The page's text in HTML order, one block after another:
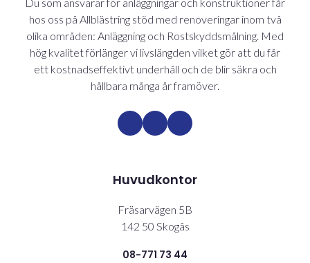
hos oss på Allblästring stöd med renoveringar inom två
olika områden: Anläggning och Rostskyddsmålning. Med
hög kvalitet förlänger vi livslängden vilket gör att du får
ett kostnadseffektivt underhåll och de blir säkra och
hållbara många år framöver.
Huvudkontor
Fräsarvägen 5B
142 50 Skogås
08-771 73 44